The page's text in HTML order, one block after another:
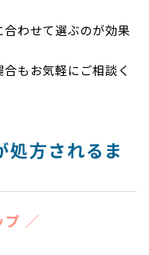
わせて選ぶのが効果
もお気軽にご相談く
処方されるま
プ ／